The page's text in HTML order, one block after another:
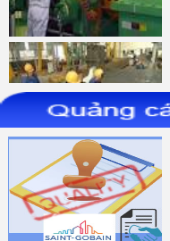
Nham-xep-Fiber-chup-75mm-
Norton-Expert
DIA-CAT-GACH-DA-NANG-